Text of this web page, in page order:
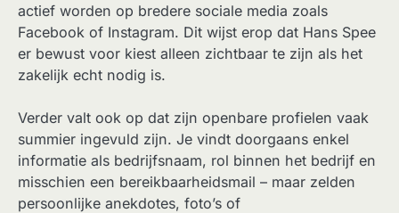
actief worden op bredere sociale media zoals
Facebook of Instagram. Dit wijst erop dat Hans Spee
er bewust voor kiest alleen zichtbaar te zijn als het
zakelijk echt nodig is.
Verder valt ook op dat zijn openbare profielen vaak
summier ingevuld zijn. Je vindt doorgaans enkel
informatie als bedrijfsnaam, rol binnen het bedrijf en
misschien een bereikbaarheidsmail – maar zelden
persoonlijke anekdotes, foto’s of